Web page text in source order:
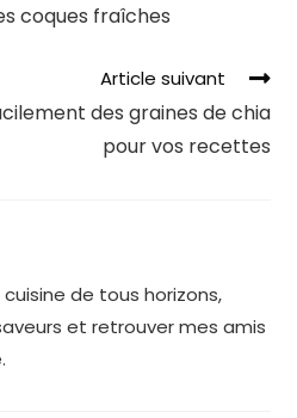
coques fraîches
Article suivant
des graines de chia
pour vos recettes
de tous horizons,
et retrouver mes amis